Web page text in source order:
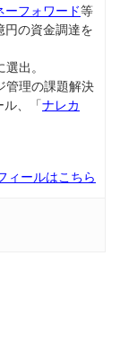
ーフォワード等
円の資金調達を
選出。
管理の課題解決
、「ナレカ
ィールはこちら